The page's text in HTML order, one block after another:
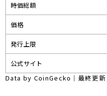
時価総額
価格
発行上限
公式サイト
Data by CoinGecko｜最終更